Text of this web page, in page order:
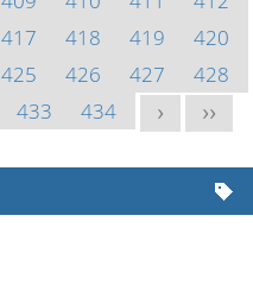
417 418 419
420
425 426 427
428
433 434 > >>